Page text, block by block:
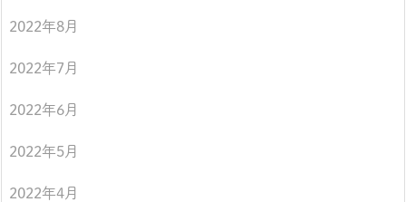
2022年8月
2022年7月
2022年6月
2022年5月
2022年4月